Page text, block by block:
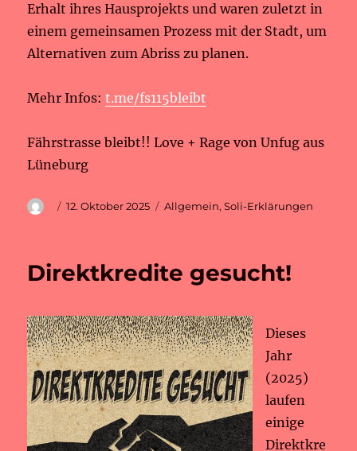
Erhalt ihres Hausprojekts und waren zuletzt in
einem gemeinsamen Prozess mit der Stadt, um
Alternativen zum Abriss zu planen.
Mehr Infos:t.me/fs115bleibt
Fährstrasse bleibt!! Love + Rage von Unfug aus
Lüneburg
AutorVeröffentlicht
12. Oktober 2025 Kategorien
Allgemein,Soli-Erklärungen
Direktkredite gesucht!
Dieses
Jahr
(2025)
laufen
einige
Direktkre